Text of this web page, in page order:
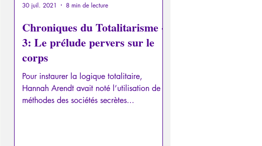
Chroniques du Totalitarisme -
3: Le prélude pervers sur le
corps
Pour instaurer la logique totalitaire,
Hannah Arendt avait noté l’utilisation de
méthodes des sociétés secrètes...
30 juil. 2021 8 min de lecture